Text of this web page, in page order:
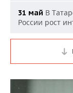
31 май В
России рост